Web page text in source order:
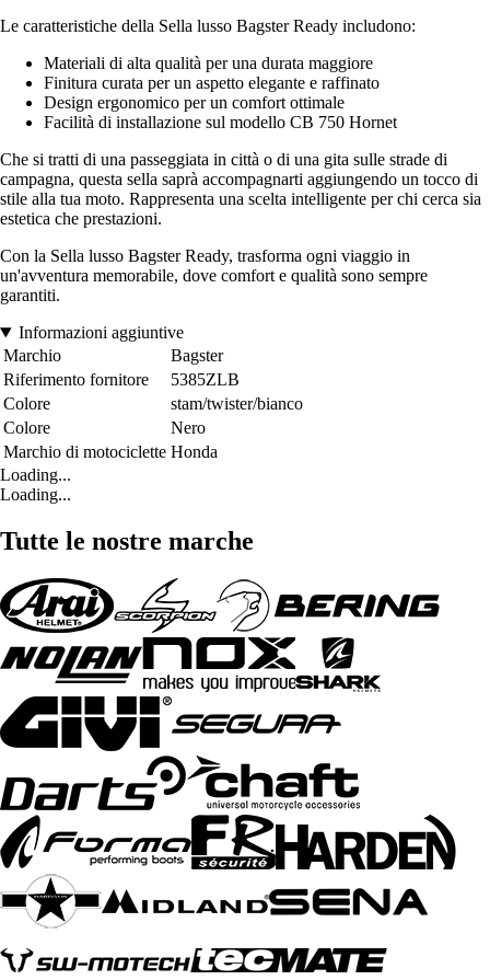
Le caratteristiche della Sella lusso Bagster Ready includono:
Materiali di alta qualità per una durata maggiore
Finitura curata per un aspetto elegante e raffinato
Design ergonomico per un comfort ottimale
Facilità di installazione sul modello CB 750 Hornet
Che si tratti di una passeggiata in città o di una gita sulle strade di
campagna, questa sella saprà accompagnarti aggiungendo un tocco di
stile alla tua moto. Rappresenta una scelta intelligente per chi cerca sia
estetica che prestazioni.
Con la Sella lusso Bagster Ready, trasforma ogni viaggio in
un'avventura memorabile, dove comfort e qualità sono sempre
garantiti.
Informazioni aggiuntive
Marchio
Bagster
Riferimento fornitore
5385ZLB
Colore
stam/twister/bianco
Colore
Nero
Marchio di motociclette Honda
Loading...
Loading...
Tutte le nostre marche